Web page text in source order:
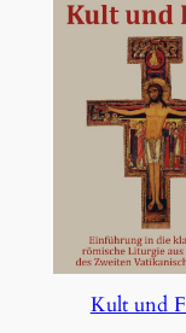
Kult und